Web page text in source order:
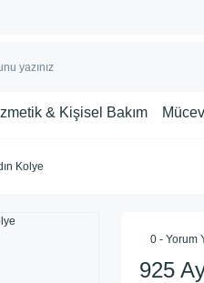
& Kişisel Bakım
Kolye
0 - Yorum
925